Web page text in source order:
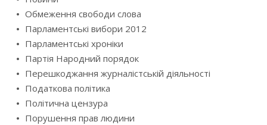
Обмеження свободи слова
Парламентські вибори 2012
Парламентські хроніки
Партія Народний порядок
Перешкоджання журналістській діяльності
Податкова політика
Політична цензура
Порушення прав людини